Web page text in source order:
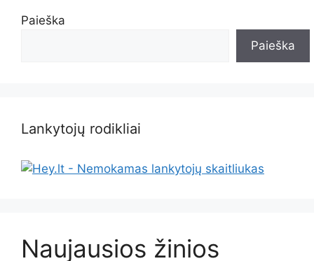
Paieška
Paieška
Lankytojų rodikliai
Naujausios žinios